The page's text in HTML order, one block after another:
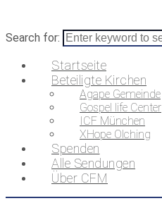
Search for:
Startseite
Beteiligte Kirchen
Agape Gemeinde
Gospel life Center
ICF München
XHope Olching
Spenden
Alle Sendungen
Über CFM